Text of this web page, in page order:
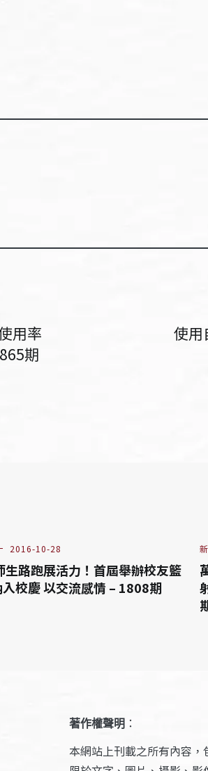
用率
期
使用
2016-10-28
生路跑展活力！首屆舉辦校友籃
校慶 以交流感情 – 1808期
著作權聲明 ：
本網站上刊載之所有內容，